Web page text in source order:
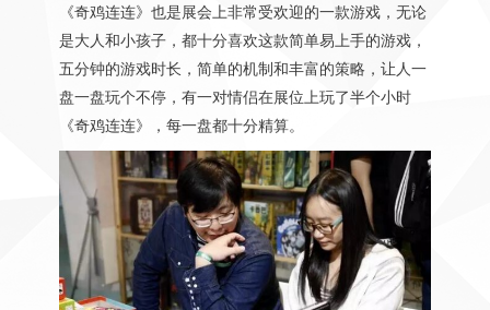
《奇鸡连连》也是展会上非常受欢迎的一款游戏，无论
是大人和小孩子，都十分喜欢这款简单易上手的游戏，
五分钟的游戏时长，简单的机制和丰富的策略，让人一
盘一盘玩个不停，有一对情侣在展位上玩了半个小时
《奇鸡连连》，每一盘都十分精算。